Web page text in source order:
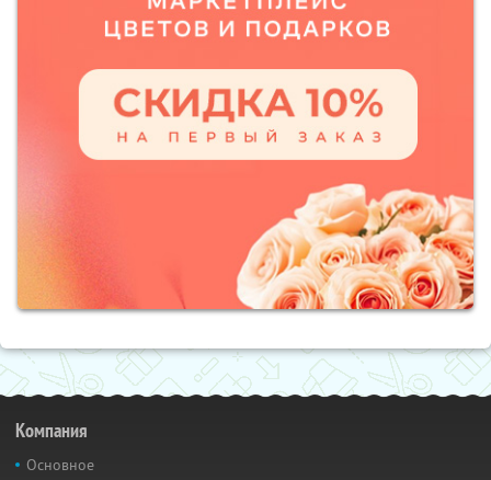
Компания
Основное